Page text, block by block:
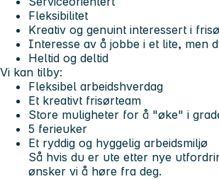
Fleksibilitet
Kreativ og genuint interessert i
Interesse av å jobbe i et lite, men
Heltid og deltid
Vi kan tilby:
Fleksibel arbeidshverdag
Et kreativt frisørteam
Store muligheter for å "øke" i
5 ferieuker
Et ryddig og hyggelig arbeidsmiljø
Så hvis du er ute etter nye
ønsker vi å høre fra deg.